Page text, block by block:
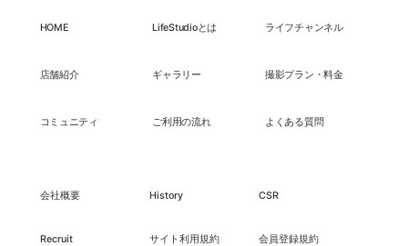
HOME LifeStudioとは ライフチャンネル
店舗紹介 ギャラリー 撮影プラン・料金
コミュニティ ご利用の流れ よくある質問
会社概要 History CSR
Recruit サイト利用規約 会員登録規約